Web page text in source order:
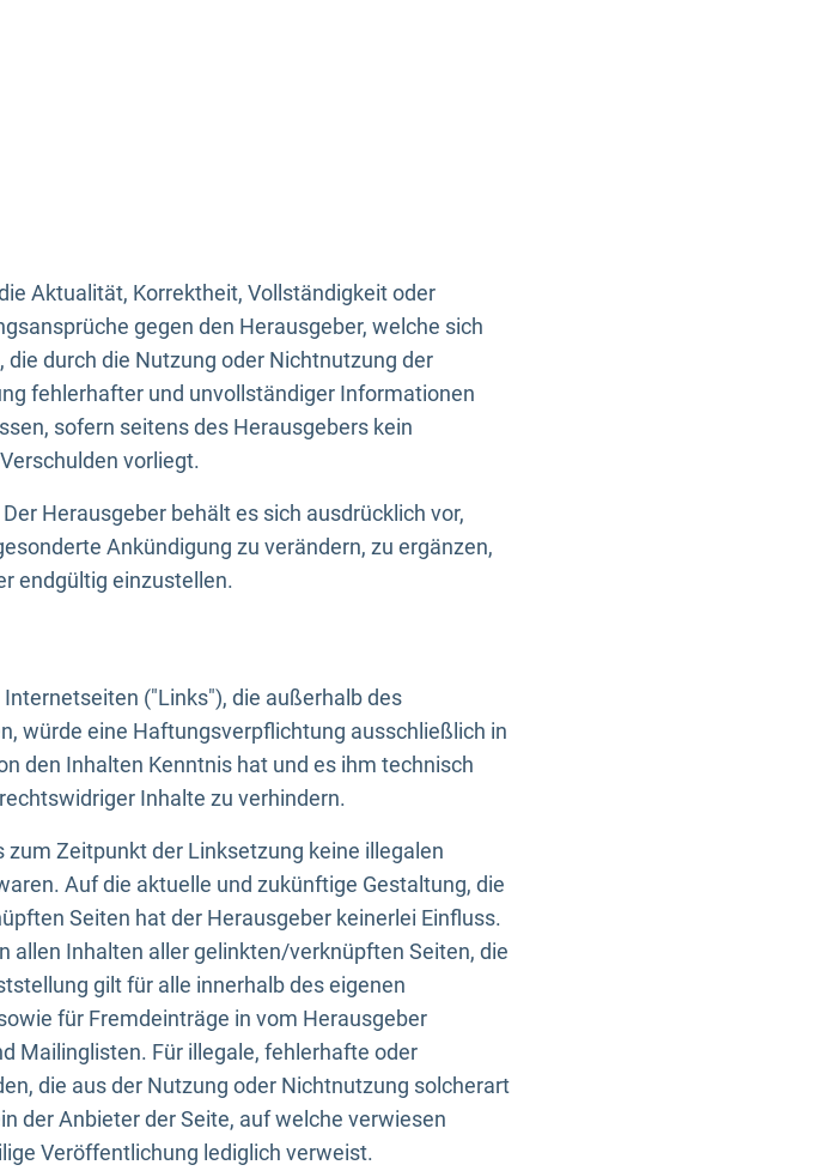
Aktualität, Korrektheit, Vollständigkeit oder
gegen den Herausgeber, welche sich
durch die Nutzung oder Nichtnutzung der
fehlerhafter und unvollständiger Informationen
sofern seitens des Herausgebers kein
vorliegt.
Herausgeber behält es sich ausdrücklich vor,
Ankündigung zu verändern, zu ergänzen,
endgültig einzustellen.
("Links"), die außerhalb des
würde eine Haftungsverpflichtung ausschließlich in
den Inhalten Kenntnis hat und es ihm technisch
Inhalte zu verhindern.
Zeitpunkt der Linksetzung keine illegalen
Auf die aktuelle und zukünftige Gestaltung, die
Seiten hat der Herausgeber keinerlei Einfluss.
allen Inhalten aller gelinkten/verknüpften Seiten, die
gilt für alle innerhalb des eigenen
für Fremdeinträge in vom Herausgeber
Mailinglisten. Für illegale, fehlerhafte oder
die aus der Nutzung oder Nichtnutzung solcherart
der Anbieter der Seite, auf welche verwiesen
Veröffentlichung lediglich verweist.